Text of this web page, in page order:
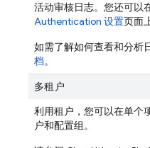
活动审核日志。您还可以
Authentication 设置页面
如需了解如何查看和分析
档。
多租户
利用租户，您可以在单个
户和配置组。